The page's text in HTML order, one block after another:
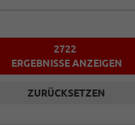
2722
ERGEBNISSE ANZEIGEN
ZURÜCKSETZEN